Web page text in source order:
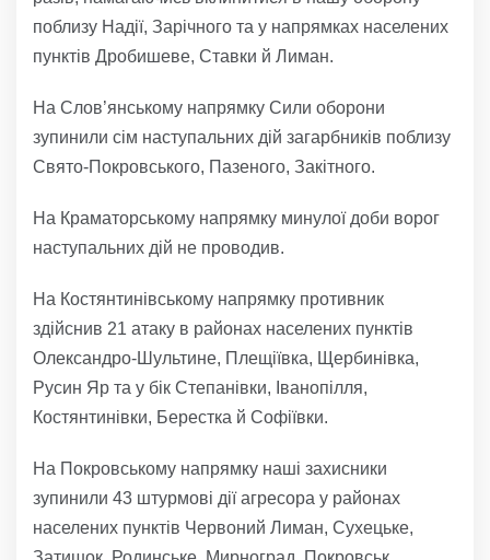
поблизу Надії, Зарічного та у напрямках населених
пунктів Дробишеве, Ставки й Лиман.
На Слов’янському напрямку Сили оборони
зупинили сім наступальних дій загарбників поблизу
Свято-Покровського, Пазеного, Закітного.
На Краматорському напрямку минулої доби ворог
наступальних дій не проводив.
На Костянтинівському напрямку противник
здійснив 21 атаку в районах населених пунктів
Олександро-Шультине, Плещіївка, Щербинівка,
Русин Яр та у бік Степанівки, Іванопілля,
Костянтинівки, Берестка й Софіївки.
На Покровському напрямку наші захисники
зупинили 43 штурмові дії агресора у районах
населених пунктів Червоний Лиман, Сухецьке,